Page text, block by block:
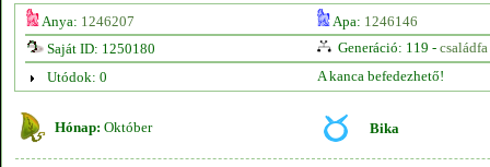
Anya: 1246207 Apa: 1246146
Saját ID: 1250180
Generáció: 119 - családfa
Utódok: 0
A kanca befedezhető!
Hónap: Október Bika